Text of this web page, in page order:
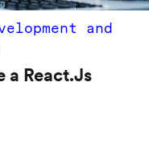
and
a React.Js